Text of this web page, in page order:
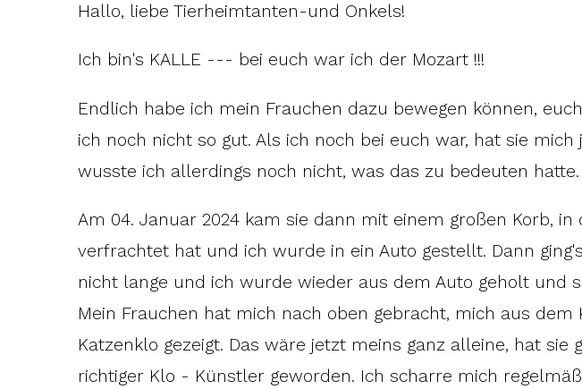
Hallo, liebe Tierheimtanten-und Onkels!
Ich bin's KALLE --- bei euch war ich der Mozart !!!
Endlich habe ich mein Frauchen dazu bewegen können,
ich noch nicht so gut. Als ich noch bei euch war, hat sie
wusste ich allerdings noch nicht, was das zu bedeuten hatte.
Am 04. Januar 2024 kam sie dann mit einem großen Korb,
verfrachtet hat und ich wurde in ein Auto gestellt. Dann
nicht lange und ich wurde wieder aus dem Auto geholt und
Mein Frauchen hat mich nach oben gebracht, mich aus
Katzenklo gezeigt. Das wäre jetzt meins ganz alleine, hat sie
richtiger Klo - Künstler geworden. Ich scharre mich